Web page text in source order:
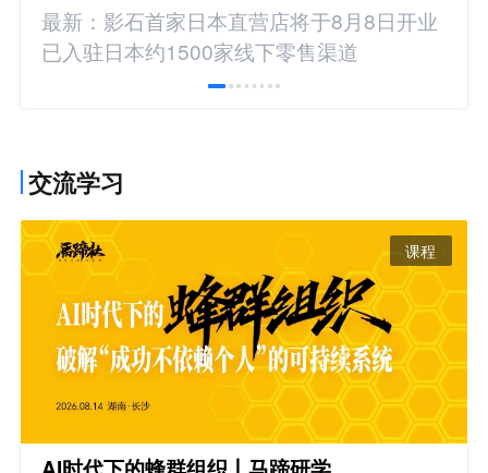
最新：影石首家日本直营店将于8月8日开业
已入驻日本约1500家线下零售渠道
交流学习
课程